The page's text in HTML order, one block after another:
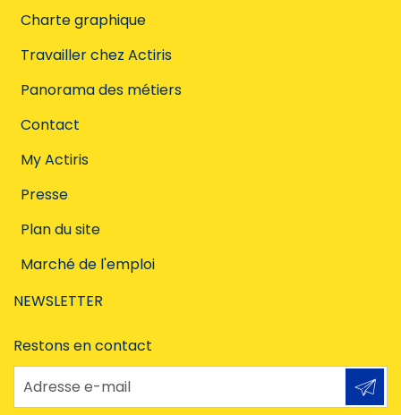
Charte graphique
Travailler chez Actiris
Panorama des métiers
Contact
My Actiris
Presse
Plan du site
Marché de l'emploi
NEWSLETTER
Restons en contact
Adresse e-mail